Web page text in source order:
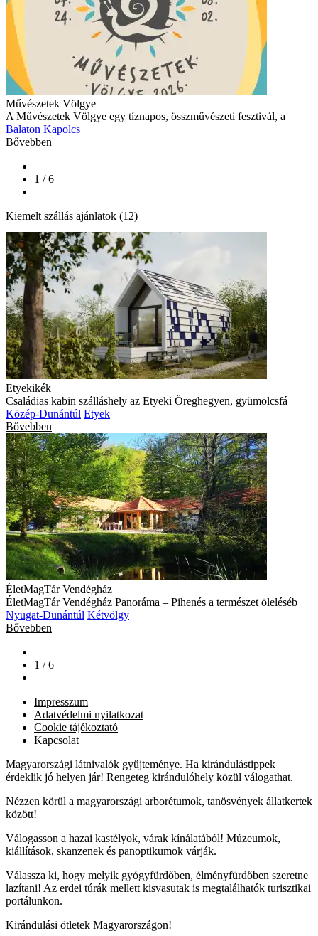
Művészetek Völgye
A Művészetek Völgye egy tíznapos, összművészeti fesztivál, a
Balaton Kapolcs
Bővebben
1 / 6
Kiemelt szállás ajánlatok (12)
Etyekikék
Családias kabin szálláshely az Etyeki Öreghegyen, gyümölcsfá
Közép-Dunántúl Etyek
Bővebben
ÉletMagTár Vendégház
ÉletMagTár Vendégház Panoráma – Pihenés a természet öleléséb
Nyugat-Dunántúl Kétvölgy
Bővebben
1 / 6
Impresszum
Adatvédelmi nyilatkozat
Cookie tájékoztató
Kapcsolat
Magyarországi látnivalók gyűjteménye. Ha kirándulástippek
érdeklik jó helyen jár! Rengeteg kirándulóhely közül válogathat.
Nézzen körül a magyarországi arborétumok, tanösvények állatkertek
között!
Válogasson a hazai kastélyok, várak kínálatából! Múzeumok,
kiállítások, skanzenek és panoptikumok várják.
Válassza ki, hogy melyik gyógyfürdőben, élményfürdőben szeretne
lazítani! Az erdei túrák mellett kisvasutak is megtalálhatók turisztikai
portálunkon.
Kirándulási ötletek Magyarországon!